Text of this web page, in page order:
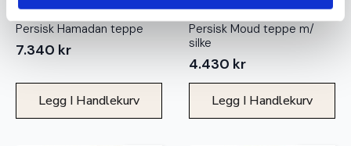
Persisk Hamadan teppe
7.340 kr
Legg I Handlekurv
Persisk Moud teppe m/
silke
4.430 kr
Legg I Handlekurv